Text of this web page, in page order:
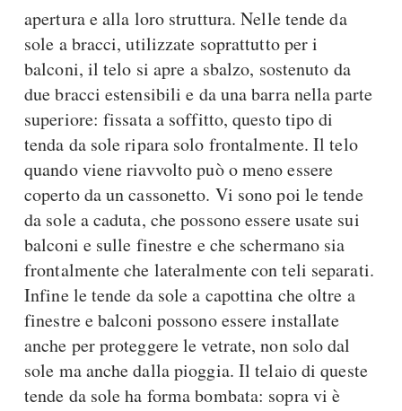
apertura e alla loro struttura. Nelle tende da
sole a bracci, utilizzate soprattutto per i
balconi, il telo si apre a sbalzo, sostenuto da
due bracci estensibili e da una barra nella parte
superiore: fissata a soffitto, questo tipo di
tenda da sole ripara solo frontalmente. Il telo
quando viene riavvolto può o meno essere
coperto da un cassonetto. Vi sono poi le tende
da sole a caduta, che possono essere usate sui
balconi e sulle finestre e che schermano sia
frontalmente che lateralmente con teli separati.
Infine le tende da sole a capottina che oltre a
finestre e balconi possono essere installate
anche per proteggere le vetrate, non solo dal
sole ma anche dalla pioggia. Il telaio di queste
tende da sole ha forma bombata: sopra vi è